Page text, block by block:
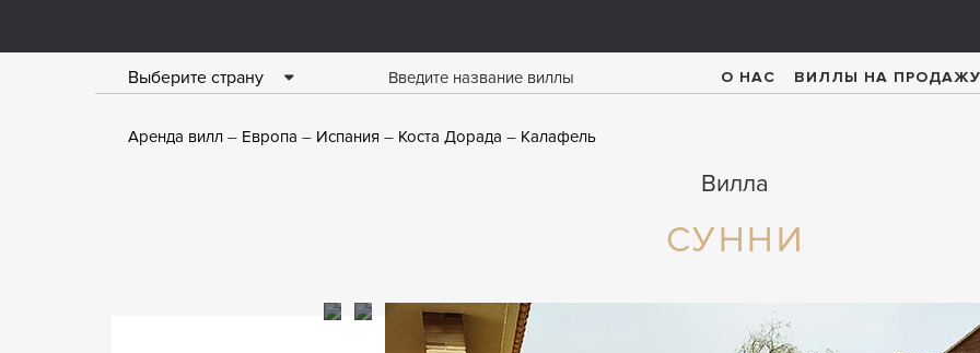
Выберите страну О НАС ВИЛЛЫ НА ПРОДАЖУ
Аренда вилл Европа Испания Коста Дорада Калафель
Вилла
СУННИ